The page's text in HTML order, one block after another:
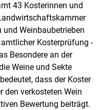
43 Kosterinnen und
Weinbaubetrieben
Kosterprüfung -
Besondere an der
Weine und Sekte
dass der Koster
den verkosteten Wein
Bewertung beiträgt.